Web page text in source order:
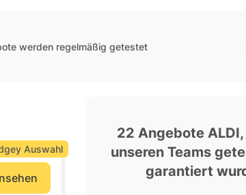
werden regelmäßig getestet
Auswahl
22 Angebote
unseren Teams
garantiert